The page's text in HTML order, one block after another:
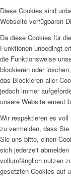
Diese Cookies sind
Webseite verfügbaren
Da diese Cookies für
Funktionen unbedingt
die Funktionsweise
blockieren oder
das Blockieren aller
jedoch immer
unsere Website erneut
Wir respektieren es
zu vermeiden, dass
Sie uns bitte, einen
sich jederzeit
vollumfänglich nutzen
gesetzten Cookies auf